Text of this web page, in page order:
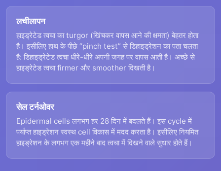
लचीलापन
हाइड्रेटेड त्वचा का turgor (खिंचकर वापस आने की क्षमता) बेहतर होता
है। इसीलिए हाथ के पीछे “pinch test” से डिहाइड्रेशन का पता चलता
है: डिहाइड्रेटेड त्वचा धीरे-धीरे अपनी जगह पर वापस आती है। अच्छे से
हाइड्रेटेड त्वचा firmer और smoother दिखती है।
सेल टर्नओवर
Epidermal cells लगभग हर 28 दिन में बदलते हैं। इस cycle में
पर्याप्त हाइड्रेशन स्वस्थ cell विकास में मदद करता है। इसीलिए नियमित
हाइड्रेशन के लगभग एक महीने बाद त्वचा में दिखने वाले सुधार होते हैं।